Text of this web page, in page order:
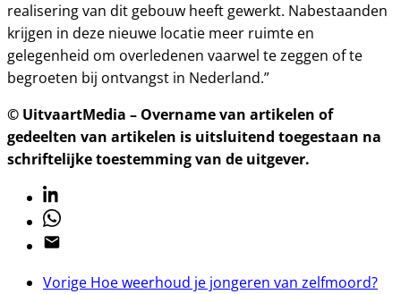
realisering van dit gebouw heeft gewerkt. Nabestaanden
krijgen in deze nieuwe locatie meer ruimte en
gelegenheid om overledenen vaarwel te zeggen of te
begroeten bij ontvangst in Nederland.”
© UitvaartMedia – Overname van artikelen of
gedeelten van artikelen is uitsluitend toegestaan na
schriftelijke toestemming van de uitgever.
Linkedin
Whatsapp
Email
Vorige Hoe weerhoud je jongeren van zelfmoord?